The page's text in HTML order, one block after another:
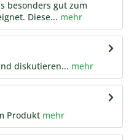
besonders gut zum
Diese... mehr
diskutieren... mehr
Produkt mehr